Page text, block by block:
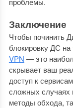
Заключение
Чтобы починить
блокировку ДС
VPN — это
скрывает ваш
доступ к
сложных случаях
методы обхода,